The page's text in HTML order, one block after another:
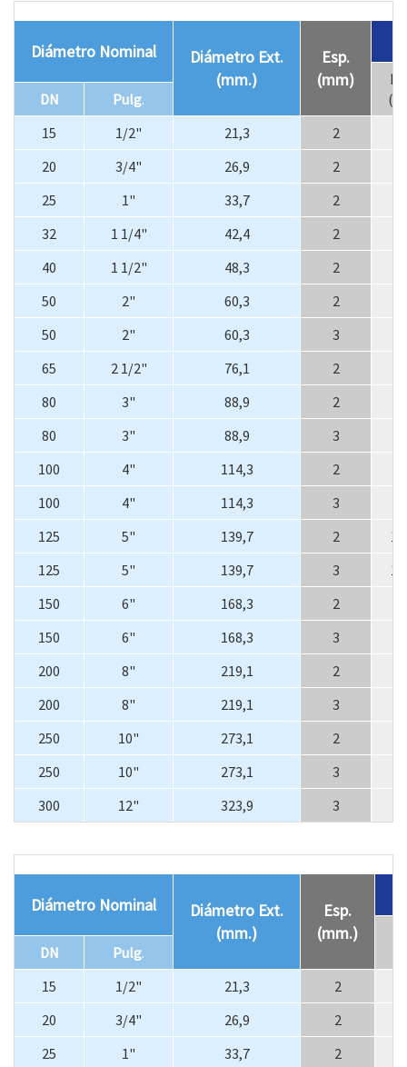
Diámetro Nominal
Diámetro Ext.
(mm.)
Esp.
(mm)
DN Pulg.
15
1/2" 21,3 2
20
3/4" 26,9 2
25
1" 33,7 2
32
1 1/4" 42,4 2
40
1 1/2" 48,3 2
50
2" 60,3 2
50
2" 60,3 3
65
2 1/2" 76,1 2
80
3" 88,9 2
80
3" 88,9 3
100
4" 114,3 2
100
4" 114,3 3
125
5" 139,7 2
125
5" 139,7 3
150
6" 168,3 2
150
6" 168,3 3
200
8" 219,1 2
200
8" 219,1 3
250
10" 273,1 2
250
10" 273,1 3
300
12" 323,9 3
Diámetro Nominal
Diámetro Ext.
(mm.)
Esp.
(mm.)
DN Pulg.
15
1/2" 21,3 2
20
3/4" 26,9 2
25
1" 33,7 2